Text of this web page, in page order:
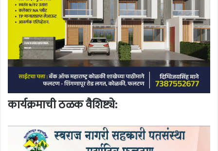
कार्यक्रमाची ठळक वैशिष्ट्ये: